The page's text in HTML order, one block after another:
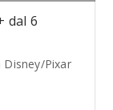
dal 6
Pixar